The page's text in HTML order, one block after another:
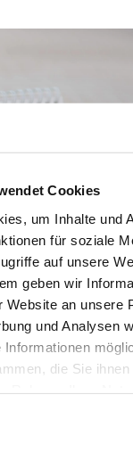
Cookies
um Inhalte und
für soziale
auf unsere
geben wir
Website an unsere
und Analysen
Informationen
die Sie
6. Mai 2027,